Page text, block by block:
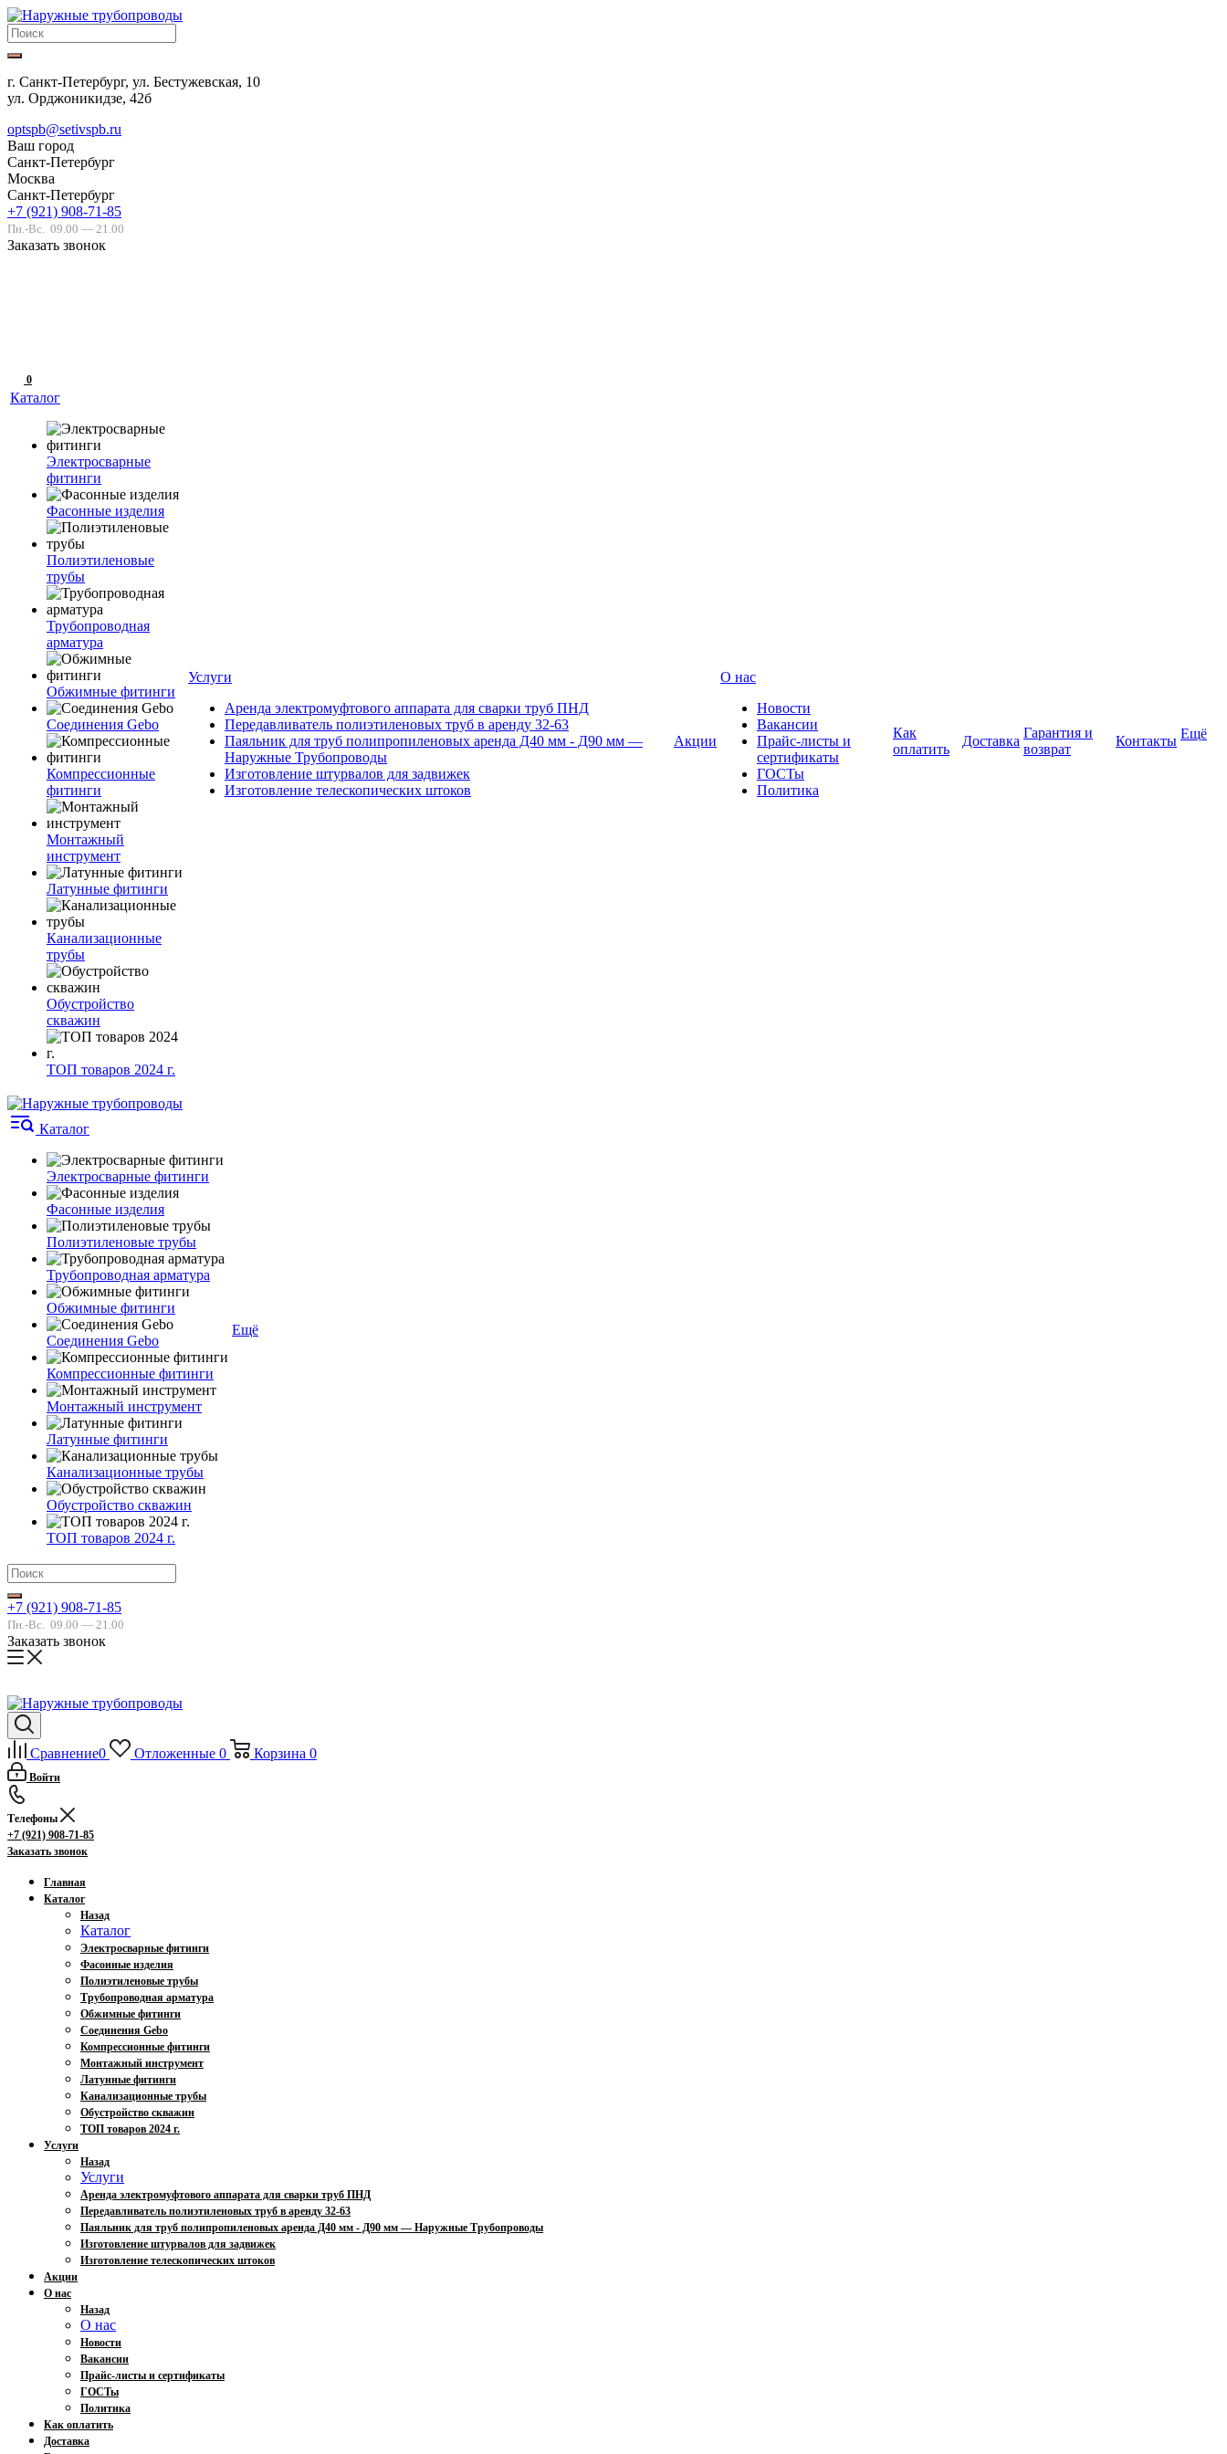
г. Санкт-Петербург, ул. Бестужевская, 10
ул. Орджоникидзе, 42б
optspb@setivspb.ru
Ваш город
Санкт-Петербург
Москва
Санкт-Петербург
+7 (921) 908-71-85
Пн.-Вс. 09.00 — 21.00
Заказать звонок
0
Каталог
Электросварные
фитинги
Фасонные изделия
Полиэтиленовые
трубы
Трубопроводная
арматура
Обжимные фитинги
Соединения Gebo
Компрессионные
фитинги
Монтажный
инструмент
Латунные фитинги
Канализационные
трубы
Обустройство
скважин
ТОП товаров 2024 г.
Услуги
Аренда электромуфтового аппарата для сварки труб ПНД
Передавливатель полиэтиленовых труб в аренду 32-63
Паяльник для труб полипропиленовых аренда Д40 мм - Д90 мм —
Наружные Трубопроводы
Изготовление штурвалов для задвижек
Изготовление телескопических штоков
Акции
О нас
Новости
Вакансии
Прайс-листы и
сертификаты
ГОСТы
Политика
Как
оплатить
Доставка
Гарантия и
возврат
Контакты Ещё
Каталог
Электросварные фитинги
Фасонные изделия
Полиэтиленовые трубы
Трубопроводная арматура
Обжимные фитинги
Соединения Gebo
Компрессионные фитинги
Монтажный инструмент
Латунные фитинги
Канализационные трубы
Обустройство скважин
ТОП товаров 2024 г.
Ещё
+7 (921) 908-71-85
Пн.-Вс. 09.00 — 21.00
Заказать звонок
Сравнение0 Отложенные 0 Корзина 0
Войти
Телефоны
+7 (921) 908-71-85
Заказать звонок
Главная
Каталог
Назад
Каталог
Электросварные фитинги
Фасонные изделия
Полиэтиленовые трубы
Трубопроводная арматура
Обжимные фитинги
Соединения Gebo
Компрессионные фитинги
Монтажный инструмент
Латунные фитинги
Канализационные трубы
Обустройство скважин
ТОП товаров 2024 г.
Услуги
Назад
Услуги
Аренда электромуфтового аппарата для сварки труб ПНД
Передавливатель полиэтиленовых труб в аренду 32-63
Паяльник для труб полипропиленовых аренда Д40 мм - Д90 мм — Наружные Трубопроводы
Изготовление штурвалов для задвижек
Изготовление телескопических штоков
Акции
О нас
Назад
О нас
Новости
Вакансии
Прайс-листы и сертификаты
ГОСТы
Политика
Как оплатить
Доставка